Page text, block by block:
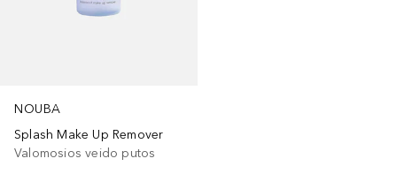
NOUBA
Splash Make Up Remover
Valomosios veido putos